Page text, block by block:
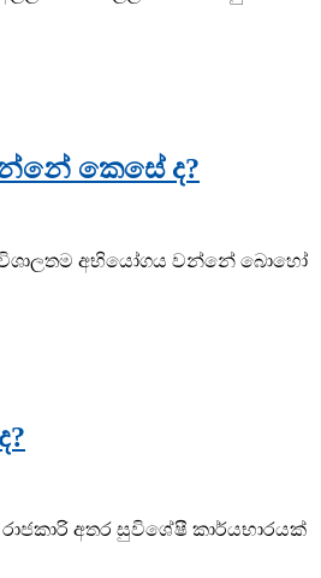
කෙසේ ද?
විශාලතම අභියෝගය වන්නේ බොහෝ
අතර සුවිශේෂී කාර්යභාරයක්